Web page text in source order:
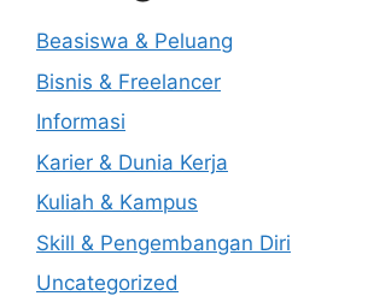
Beasiswa & Peluang
Bisnis & Freelancer
Informasi
Karier & Dunia Kerja
Kuliah & Kampus
Skill & Pengembangan Diri
Uncategorized